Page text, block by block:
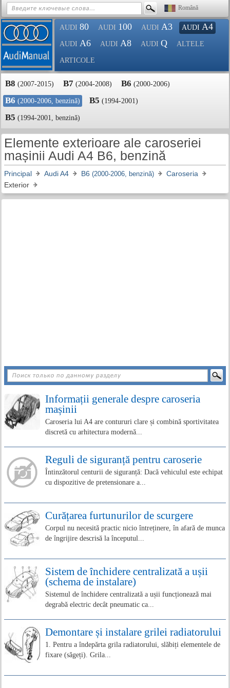
Română
AUDI 80 AUDI 100 AUDI A3 AUDI A4
AUDI A6 AUDI A8 AUDI Q ALTELE
ARTICOLE
B8 (2007-2015) B7 (2004-2008) B6 (2000-2006)
B6 (2000-2006, benzină) B5 (1994-2001)
B5 (1994-2001, benzină)
Elemente exterioare ale caroseriei
mașinii Audi A4 B6, benzină
Principal Audi A4 B6 (2000-2006, benzină)
Caroseria
Exterior
Informații generale despre caroseria
mașinii
Caroseria lui A4 are contururi clare și combină sportivitatea
discretă cu arhitectura modernă...
Reguli de siguranță pentru caroserie
Întinzătorul centurii de siguranță: Dacă vehiculul este echipat
cu dispozitive de pretensionare a...
Curățarea furtunurilor de scurgere
Corpul nu necesită practic nicio întreținere, în afară de munca
de îngrijire descrisă la începutul...
Sistem de închidere centralizată a ușii
(schema de instalare)
Sistemul de închidere centralizată a ușii funcționează mai
degrabă electric decât pneumatic ca...
Demontare și instalare grilei radiatorului
1. Pentru a îndepărta grila radiatorului, slăbiți elementele de
fixare (săgeți). Grila...